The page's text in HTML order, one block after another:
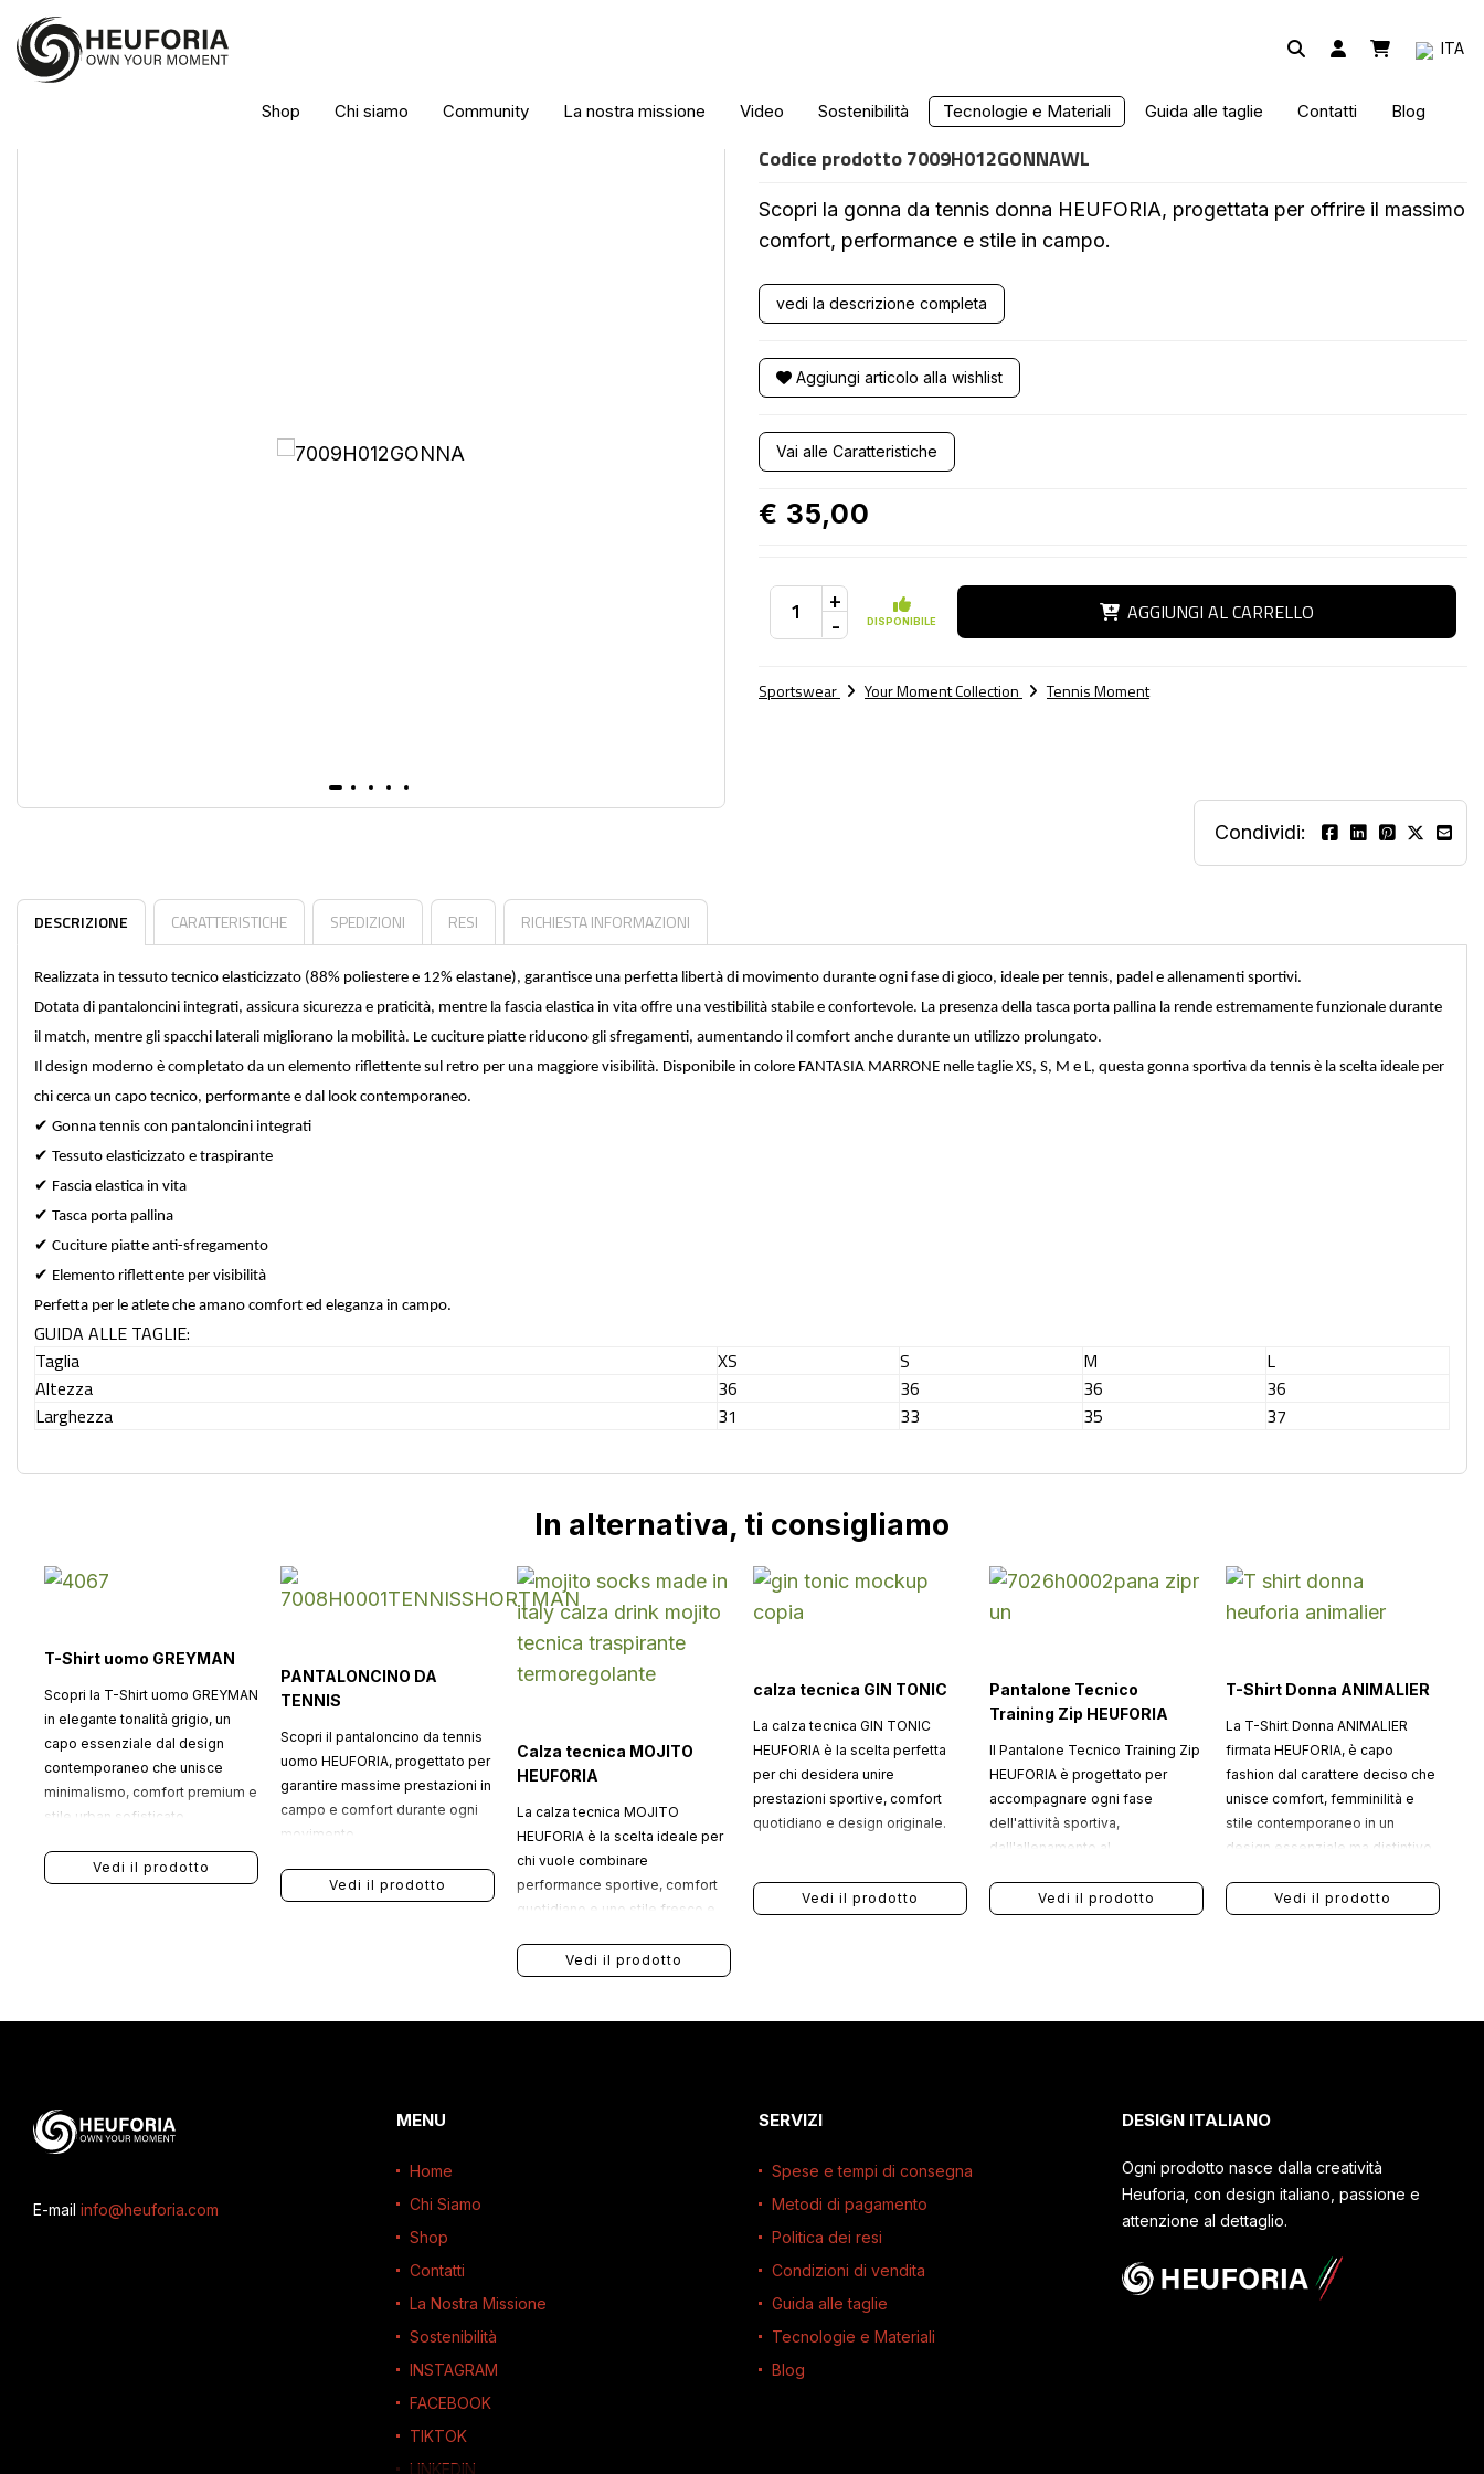
ITA
Shop Chi siamo Community La nostra missione Video Sostenibilità Tecnologie e Materiali Guida alle taglie Contatti Blog
GONNA TENNIS FANTASIA MARRONE
Codice prodotto7009H012GONNAWL
Scopri la gonna da tennis donna HEUFORIA, progettata per offrire il massimo
comfort, performance e stile in campo.
vedi la descrizione completa
Aggiungi articolo alla wishlist
Vai alle Caratteristiche
€ 35,00
+
- DISPONIBILE AGGIUNGI AL CARRELLO
Sportswear Your Moment Collection Tennis Moment
Condividi:
DESCRIZIONE CARATTERISTICHE SPEDIZIONI RESI RICHIESTA INFORMAZIONI
Realizzata in tessuto tecnico elasticizzato (88% poliestere e 12% elastane), garantisce una perfetta libertà di movimento durante ogni fase di gioco, ideale per tennis, padel e allenamenti sportivi.
Dotata di pantaloncini integrati, assicura sicurezza e praticità, mentre la fascia elastica in vita offre una vestibilità stabile e confortevole. La presenza della tasca porta pallina la rende estremamente funzionale durante
il match, mentre gli spacchi laterali migliorano la mobilità. Le cuciture piatte riducono gli sfregamenti, aumentando il comfort anche durante un utilizzo prolungato.
Il design moderno è completato da un elemento riflettente sul retro per una maggiore visibilità. Disponibile in colore FANTASIA MARRONE nelle taglie XS, S, M e L, questa gonna sportiva da tennis è la scelta ideale per
chi cerca un capo tecnico, performante e dal look contemporaneo.
✔ Gonna tennis con pantaloncini integrati
✔ Tessuto elasticizzato e traspirante
✔ Fascia elastica in vita
✔ Tasca porta pallina
✔ Cuciture piatte anti-sfregamento
✔ Elemento riflettente per visibilità
Perfetta per le atlete che amano comfort ed eleganza in campo.
GUIDA ALLE TAGLIE:
Taglia
XS S M
L
Altezza
36 36 36
36
Larghezza
31 33 35 37
In alternativa, ti consigliamo
T-Shirt uomo GREYMAN
Scopri la T-Shirt uomo GREYMAN
in elegante tonalità grigio, un
capo essenziale dal design
contemporaneo che unisce
minimalismo, comfort premium e
stile urban sofisticato.
Vedi il prodotto
PANTALONCINO DA
TENNIS
Scopri il pantaloncino da tennis
uomo HEUFORIA, progettato per
garantire massime prestazioni in
campo e comfort durante ogni
movimento.
Vedi il prodotto
Calza tecnica MOJITO
HEUFORIA
La calza tecnica MOJITO
HEUFORIA è la scelta ideale per
chi vuole combinare
performance sportive, comfort
quotidiano e uno stile fresco e
Vedi il prodotto
calza tecnica GIN TONIC
La calza tecnica GIN TONIC
HEUFORIA è la scelta perfetta
per chi desidera unire
prestazioni sportive, comfort
quotidiano e design originale.
Vedi il prodotto
Pantalone Tecnico
Training Zip HEUFORIA
Il Pantalone Tecnico Training Zip
HEUFORIA è progettato per
accompagnare ogni fase
dell'attività sportiva,
dall'allenamento al
Vedi il prodotto
T-Shirt Donna ANIMALIER
La T-Shirt Donna ANIMALIER
firmata HEUFORIA, è capo
fashion dal carattere deciso che
unisce comfort, femminilità e
stile contemporaneo in un
design essenziale ma distintivo.
Vedi il prodotto
E-mail info@heuforia.com
MENU
Home
Chi Siamo
Shop
Contatti
La Nostra Missione
Sostenibilità
INSTAGRAM
FACEBOOK
TIKTOK
LINKEDIN
SERVIZI
Spese e tempi di consegna
Metodi di pagamento
Politica dei resi
Condizioni di vendita
Guida alle taglie
Tecnologie e Materiali
Blog
DESIGN ITALIANO
Ogni prodotto nasce dalla creatività
Heuforia, con design italiano, passione e
attenzione al dettaglio.